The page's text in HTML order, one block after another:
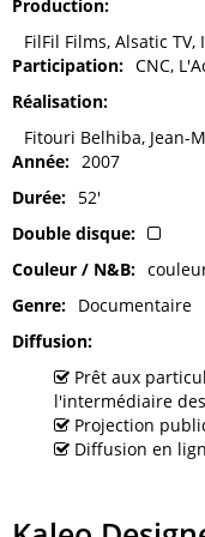
Production
FilFil Films, Alsatic
Participation
CNC,
Réalisation
Fitouri Belhiba, Jean-
Année
2007
Durée
52'
Double disque
Couleur / N&B
Genre
Documentaire
Diffusion
Prêt aux
l'intermédiaire
Projection
Diffusion en